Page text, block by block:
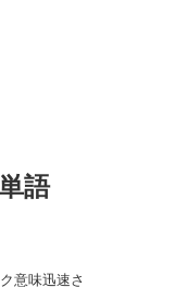
語
意味迅速さ